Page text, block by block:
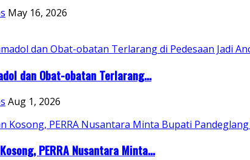
May 16, 2026
dan Obat-obatan Terlarang...
Aug 1, 2026
PERRA Nusantara Minta...